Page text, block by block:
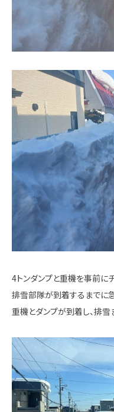
4トンダンプと重機を事前に
排雪部隊が到着するまでに
重機とダンプが到着し、排雪